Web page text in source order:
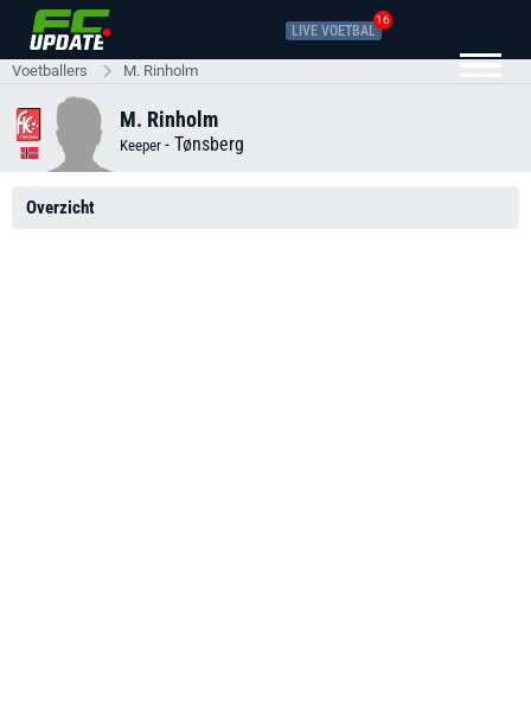
LIVE VOETBAL
16
Voetballers M. Rinholm
M. Rinholm
Keeper - Tønsberg
Overzicht